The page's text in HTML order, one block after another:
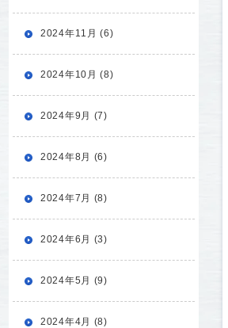
2024年11月 (6)
2024年10月 (8)
2024年9月 (7)
2024年8月 (6)
2024年7月 (8)
2024年6月 (3)
2024年5月 (9)
2024年4月 (8)